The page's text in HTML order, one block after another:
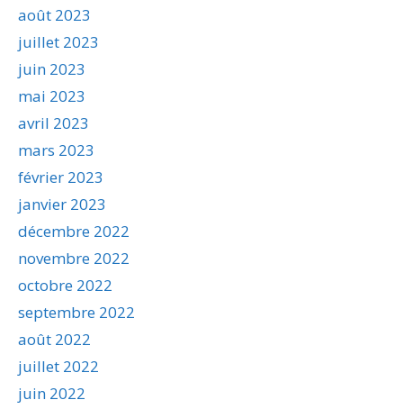
août 2023
juillet 2023
juin 2023
mai 2023
avril 2023
mars 2023
février 2023
janvier 2023
décembre 2022
novembre 2022
octobre 2022
septembre 2022
août 2022
juillet 2022
juin 2022